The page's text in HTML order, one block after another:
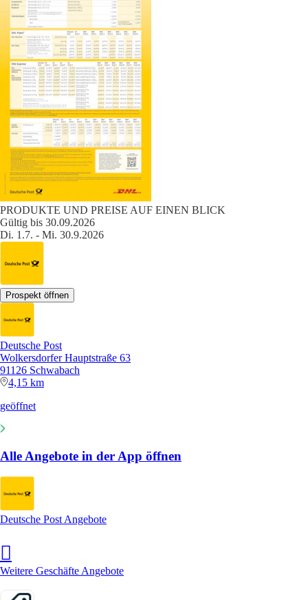
PRODUKTE UND PREISE AUF EINEN BLICK
Gültig bis 30.09.2026
Di. 1.7. - Mi. 30.9.2026
Prospekt öffnen
Deutsche Post
Wolkersdorfer Hauptstraße 63
91126 Schwabach
4,15 km
geöffnet
Alle Angebote in der App öffnen
Deutsche Post Angebote
Weitere Geschäfte Angebote